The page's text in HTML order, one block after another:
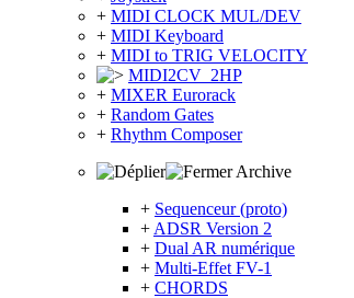
+ MIDI CLOCK MUL/DEV
+ MIDI Keyboard
+ MIDI to TRIG VELOCITY
MIDI2CV_2HP
+ MIXER Eurorack
+ Random Gates
+ Rhythm Composer
Archive
+ Sequenceur (proto)
+ ADSR Version 2
+ Dual AR numérique
+ Multi-Effet FV-1
+ CHORDS